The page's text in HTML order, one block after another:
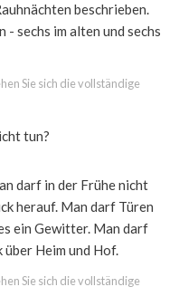
beschrieben.
sechs im alten und sechs
Sie sich die vollständige
tun?
darf in der Frühe nicht
herauf. Man darf Türen
ein Gewitter. Man darf
Heim und Hof.
Sie sich die vollständige